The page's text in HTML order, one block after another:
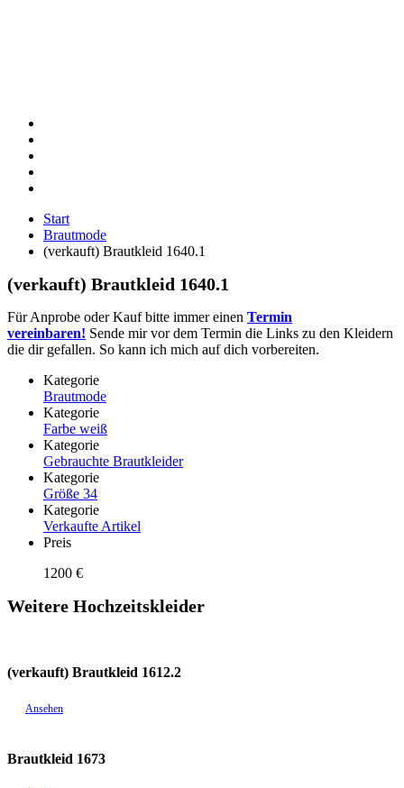
Start
Brautmode
(verkauft) Brautkleid 1640.1
(verkauft) Brautkleid 1640.1
Für Anprobe oder Kauf bitte immer einen Termin
vereinbaren! Sende mir vor dem Termin die Links zu den Kleidern
die dir gefallen. So kann ich mich auf dich vorbereiten.
Kategorie
Brautmode
Kategorie
Farbe weiß
Kategorie
Gebrauchte Brautkleider
Kategorie
Größe 34
Kategorie
Verkaufte Artikel
Preis
1200 €
Weitere Hochzeitskleider
(verkauft) Brautkleid 1612.2
Ansehen
Brautkleid 1673